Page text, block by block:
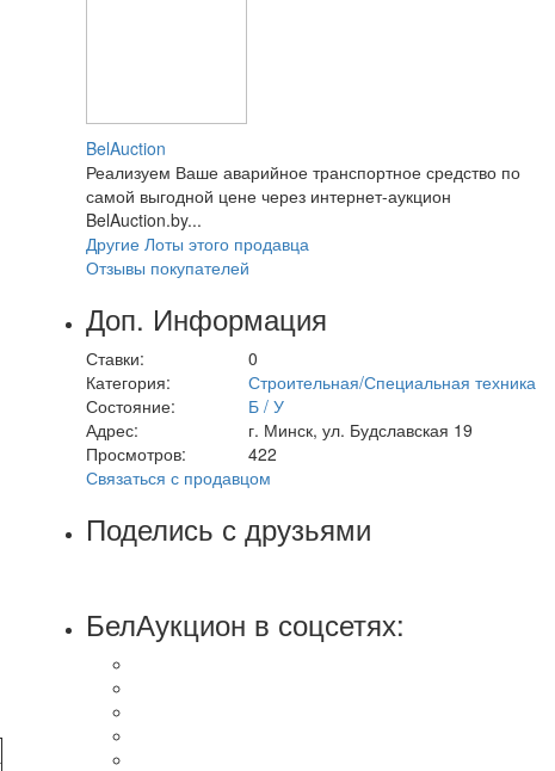
BelAuction
Реализуем Ваше аварийное транспортное средство по
самой выгодной цене через интернет-аукцион
BelAuction.by...
Другие Лоты этого продавца
Отзывы покупателей
Доп. Информация
Ставки:
0
Категория:
Строительная/Специальная техника
Состояние:
Б / У
Адрес:
г. Минск, ул. Будславская 19
Просмотров:
422
Связаться с продавцом
Поделись с друзьями
БелАукцион в соцсетях: